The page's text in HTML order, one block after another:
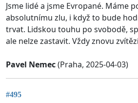
Jsme lidé a jsme Evropané. Máme
absolutnímu zlu, i když to bude
trvat. Lidskou touhu po svobodě,
ale nelze zastavit. Vždy znovu
Pavel Nemec(Praha, 2025-04-03)
#495